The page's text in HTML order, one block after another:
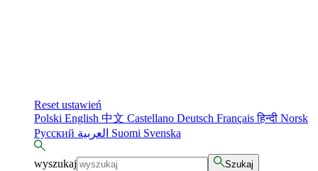
Reset ustawień
Polski English 中文 Castellano Deutsch Françaisहिन्दी Norsk
Русский
Suomi Svenska
wyszukaj Szukaj